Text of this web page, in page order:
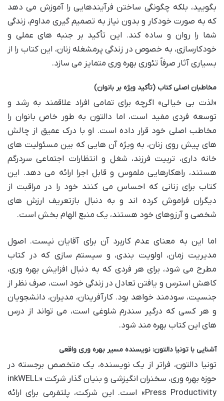
بگویید، بلکه چگونگی ساختن فرآیندهایی را آموزش می دهد
که به صورت خودکار و بدون نیاز به تصمیم گیری مداوم، زندگی
شما را روان و ساده کند. این تأکید بر جنبه های عملی و
خودکارسازی، به خصوص در زندگی پرمشغله زنان، این کتاب را از
بسیاری آثار صرفاً تئوری بهره وری متمایز می سازد.
مخاطبان اصلی کتاب (تأکید ویژه بر بانوان)
«لذت بی خیالی» اگرچه برای تمامی افراد علاقمند به رشد و
توسعه فردی مفید است، اما دالتون به طور خاص بانوان را
مخاطب اصلی خود قرار داده است. او با درک عمیق از چالش
های پیش روی زنان، به ویژه آن هایی که بین مسئولیت های
خانه داری، تربیت فرزند، شغل و انتظارات اجتماعی سردرگم
هستند، راهکارهایی ملموس و قابل اجرا ارائه می دهد. این
کتاب برای زنانی که احساس می کنند خود را در مراقبت از
دیگران فراموش کرده اند و به دنبال بازتعریف ارزش های
شخصی و آرزوهای خود هستند، یک منبع الهام بخش است.
اما این به معنای عدم کاربرد آن برای آقایان نیست. اصول
مدیریت زمان، اولویت بندی، و سیستم سازی که در کتاب
مطرح می شود، برای هر فردی که به دنبال افزایش بهره وری،
کاهش استرس و یافتن تعادل در زندگی خود است، صرف نظر از
جنسیت، سودمند خواهد بود. کارآفرینان، مدیران، دانشجویان
و هر کسی که درگیر سندرم شلوغی است، می تواند از درس
های این کتاب بهره مند شود.
آشنایی با تونیا دالتون: نویسنده مسیر بهره وری واقعی
تونیا دالتون، فراتر از یک نویسنده، یک متخصص برجسته در
حوزه بهره وری، سخنران انگیزشی و بنیان گذار شرکت «inkWELL
Press Productivity» است. این شرکت، پلتفرمی برای ارائه